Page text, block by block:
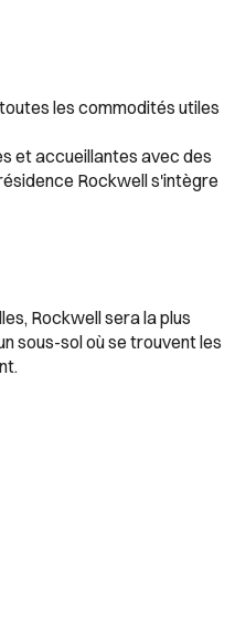
les commodités utiles
et accueillantes avec des
Rockwell s'intègre
Rockwell sera la plus
sous-sol où se trouvent les